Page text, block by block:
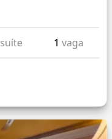
suíte 1 vaga